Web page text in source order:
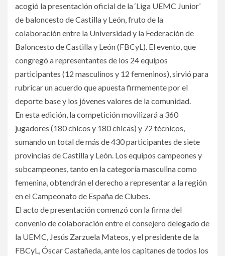
acogió la presentación oficial de la ‘Liga UEMC Junior’
de baloncesto de Castilla y León, fruto de la
colaboración entre la Universidad y la Federación de
Baloncesto de Castilla y León (FBCyL). El evento, que
congregó a representantes de los 24 equipos
participantes (12 masculinos y 12 femeninos), sirvió para
rubricar un acuerdo que apuesta firmemente por el
deporte base y los jóvenes valores de la comunidad.
En esta edición, la competición movilizará a 360
jugadores (180 chicos y 180 chicas) y 72 técnicos,
sumando un total de más de 430 participantes de siete
provincias de Castilla y León. Los equipos campeones y
subcampeones, tanto en la categoría masculina como
femenina, obtendrán el derecho a representar a la región
en el Campeonato de España de Clubes.
El acto de presentación comenzó con la firma del
convenio de colaboración entre el consejero delegado de
la UEMC, Jesús Zarzuela Mateos, y el presidente de la
FBCyL, Óscar Castañeda, ante los capitanes de todos los